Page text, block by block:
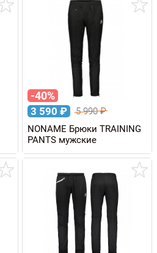
-40%
3 590 ₽ 5 990₽
NONAME Брюки TRAINING
PANTS мужские